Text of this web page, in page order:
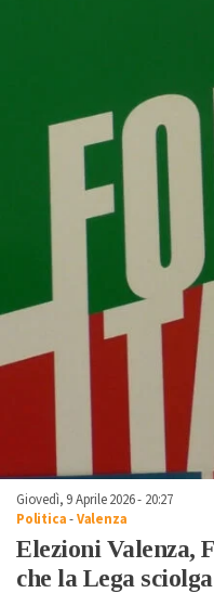
Giovedì, 9 Aprile 2026 - 20:27
Politica-Valenza
Elezioni Valenza,
che la Lega